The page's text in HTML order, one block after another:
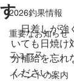
2026釣果情報
重要なお知らせ
ニュース
イベントの案内
す
日差しが強
いても日焼け
分補給を忘れ
ください。